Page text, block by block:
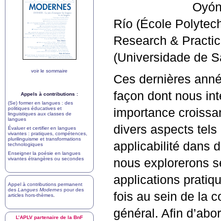
Río (École
Research &
(Universidade de
Ces dernières
façon dont nous
importance
divers aspects
applicabilité dans
nous explorerons
applications
fois au sein de la
général. Afin
voir le sommaire
Appels à contributions :
(Se) former en langues : des
politiques éducatives et
linguistiques aux classes de
langues
Évaluer et certifier en langues
vivantes : pratiques, compétences,
plurilinguisme et transformations
technologiques
Enseigner la poésie en langues
vivantes étrangères ou secondes
Appel à contributions permanent
des Langues Modernes pour des
articles hors-thèmes
L’APLV partenaire de la BnF